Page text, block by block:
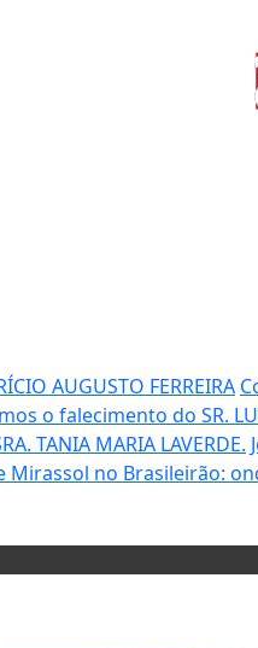
AUGUSTO FERREIRA
o falecimento do SR.
TANIA MARIA LAVERDE.
Mirassol no Brasileirão: